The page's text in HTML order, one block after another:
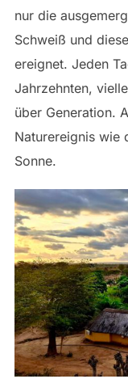
nur die
Schweiß und
ereignet. Jeden
Jahrzehnten,
über Generation.
Naturereignis wie
Sonne.